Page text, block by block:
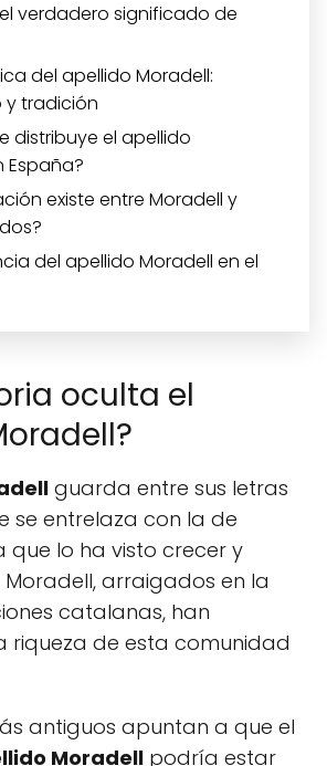
verdadero significado de
del apellido Moradell:
y tradición
distribuye el apellido
España?
existe entre Moradell y
del apellido Moradell en el
oculta el
guarda entre sus letras
se entrelaza con la de
que lo ha visto crecer y
Moradell, arraigados en la
catalanas, han
riqueza de esta comunidad
antiguos apuntan a que el
Moradell podría estar